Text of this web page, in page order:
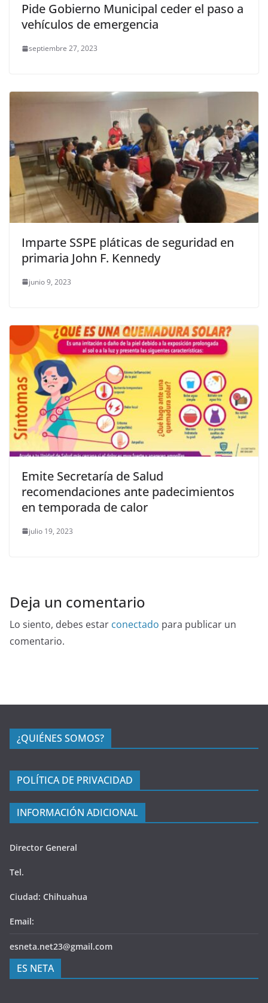
Pide Gobierno Municipal ceder el paso a
vehículos de emergencia
septiembre 27, 2023
Imparte SSPE pláticas de seguridad en
primaria John F. Kennedy
junio 9, 2023
Emite Secretaría de Salud
recomendaciones ante padecimientos
en temporada de calor
julio 19, 2023
Deja un comentario
Lo siento, debes estar conectado para publicar un
comentario.
¿QUIÉNES SOMOS?
POLÍTICA DE PRIVACIDAD
INFORMACIÓN ADICIONAL
Director General
Tel.
Ciudad: Chihuahua
Email:
esneta.net23@gmail.com
ES NETA